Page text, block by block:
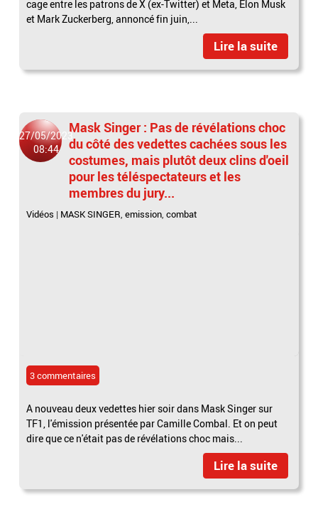
cage entre les patrons de X (ex-Twitter) et Meta, Elon Musk
et Mark Zuckerberg, annoncé fin juin,...
Lire la suite
27/05/2023
08:44
Mask Singer : Pas de révélations choc
du côté des vedettes cachées sous les
costumes, mais plutôt deux clins d'oeil
pour les téléspectateurs et les
membres du jury...
Vidéos | MASK SINGER,emission,combat
3 commentaires
A nouveau deux vedettes hier soir dans Mask Singer sur
TF1, l'émission présentée par Camille Combal. Et on peut
dire que ce n'était pas de révélations choc mais...
Lire la suite